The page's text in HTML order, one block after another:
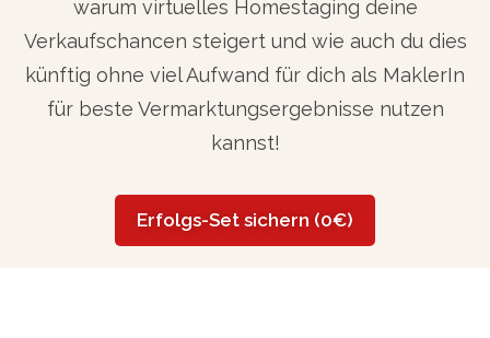
warum virtuelles Homestaging deine
Verkaufschancen steigert und wie auch du dies
künftig ohne viel Aufwand für dich als MaklerIn
für beste Vermarktungsergebnisse nutzen
kannst!
Erfolgs-Set sichern (0€)